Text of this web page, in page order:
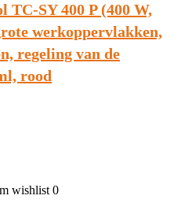
SY 400 P (400 W,
werkoppervlakken,
regeling van de
rood
wishlist 0